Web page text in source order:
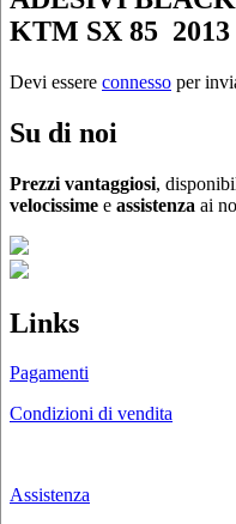
KTM SX 85 2013
Devi essere connesso per
Su di noi
Prezzi vantaggiosi,
velocissime e assistenza ai
Links
Pagamenti
Condizioni di vendita
Assistenza